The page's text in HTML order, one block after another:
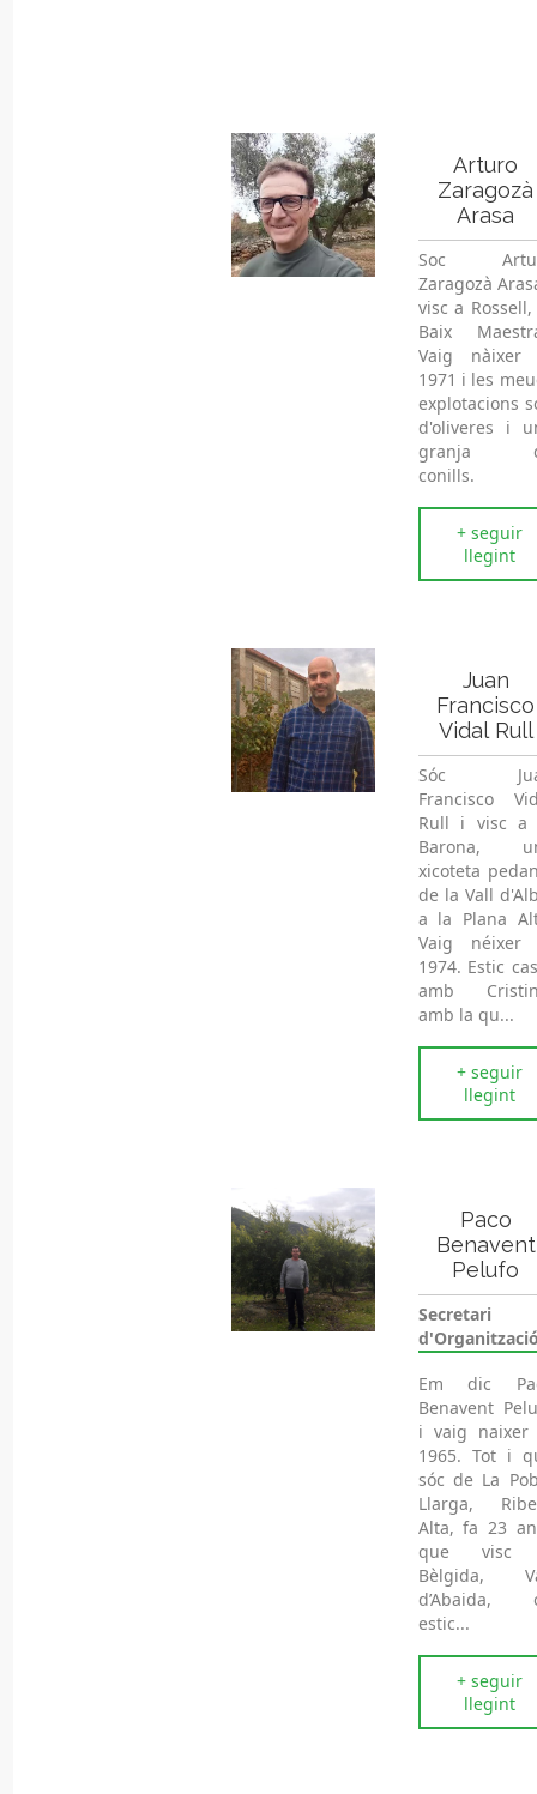
Arturo
Zaragozà
Arasa
Soc
Zaragozà
visc a
Baix
Vaig nàixer
1971 i les
explotacions
d'oliveres i
granja
conills.
+ seguir
llegint
Juan
Francisco
Vidal Rull
Sóc
Francisco
Rull i visc a
Barona,
xicoteta
de la Vall
a la Plana
Vaig néixer
1974. Estic
amb
amb la qu...
+ seguir
llegint
Paco
Benavent
Pelufo
Secretari
Em dic
Benavent
i vaig naixer
1965. Tot i
sóc de La
Llarga,
Alta, fa 23
que visc
Bèlgida,
d’Abaida,
estic...
+ seguir
llegint